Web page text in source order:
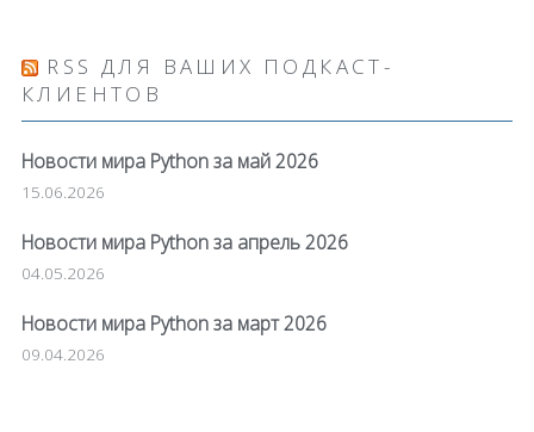
RSS ДЛЯ ВАШИХ ПОДКАСТ-
КЛИЕНТОВ
Новости мира Python за май 2026
15.06.2026
Новости мира Python за апрель 2026
04.05.2026
Новости мира Python за март 2026
09.04.2026